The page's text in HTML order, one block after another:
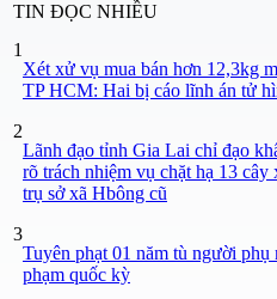
TIN ĐỌC NHIỀU
1
Xét xử vụ mua bán hơn 12,3kg
TP HCM: Hai bị cáo lĩnh án tử
2
Lãnh đạo tỉnh Gia Lai chỉ đạo
rõ trách nhiệm vụ chặt hạ 13 cây
trụ sở xã Hbông cũ
3
Tuyên phạt 01 năm tù người phụ
phạm quốc kỳ